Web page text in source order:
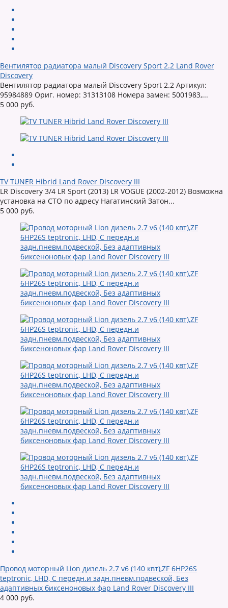
Вентилятор радиатора малый Discovery Sport 2.2 Land Rover
Discovery
Вентилятор радиатора малый Discovery Sport 2.2 Артикул:
95984889 Ориг. номер: 31313108 Номера замен: 5001983,...
5 000 руб.
TV TUNER Hibrid Land Rover Discovery III
LR Discovery 3/4 LR Sport (2013) LR VOGUE (2002-2012) Возможна
установка на СТО по адресу Нагатинский Затон...
5 000 руб.
Провод моторный Lion дизель 2.7 v6 (140 квт),ZF 6HP26S
teptronic, LHD, С передн.и задн.пневм.подвеской, Без
адаптивных биксеноновых фар Land Rover Discovery III
4 000 руб.